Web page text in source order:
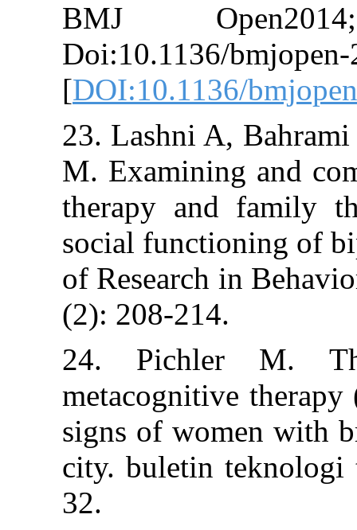
BMJ
Doi:10.1136/
[DOI:10.1136/
23. Lashni A,
M. Examining
therapy and
social
of Research in
(2): 208-214.
24. Pichler
metacognitive
signs of
city. buletin